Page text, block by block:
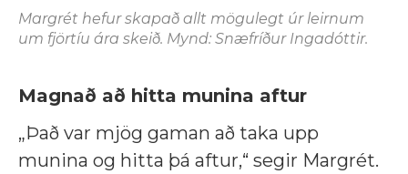
Margrét hefur skapað allt mögulegt úr leirnum
um fjörtíu ára skeið. Mynd: Snæfríður Ingadóttir.
Magnað að hitta munina aftur
„Það var mjög gaman að taka upp
munina og hitta þá aftur,“ segir Margrét.